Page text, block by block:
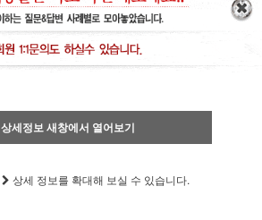
상세정보 새창에서 열어보기
상세 정보를 확대해 보실 수 있습니다.